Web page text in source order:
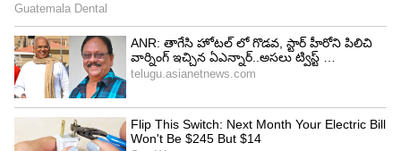
చరిత్ర సృష్టించే ఛాన్స్ మిస్ చేసుకున్న భువనేశ్వర్
ఐపీఎల్ హిస్టరీలోనే అత్యధికంగా 2 సార్లు పర్పుల్ క్యాప్
గెలిచిన రికార్డ్ భువనేశ్వర్ కుమార్, డ్వేన్ బ్రావో, హర్షల్
పటేల్ పేరిట ఉంది. ఒకవేళ ఈ సీజన్‌లో భువి పర్పుల్ క్యాప్
గెలిచి ఉంటే, ఐపీఎల్ చరిత్రలో 3 సార్లు ఈ క్యాప్ సాధించిన